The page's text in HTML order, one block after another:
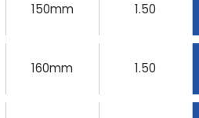
150mm 1.50
160mm 1.50